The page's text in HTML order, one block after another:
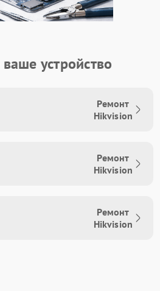
устройство
Ремонт
Hikvision
Ремонт
Hikvision
Ремонт
Hikvision